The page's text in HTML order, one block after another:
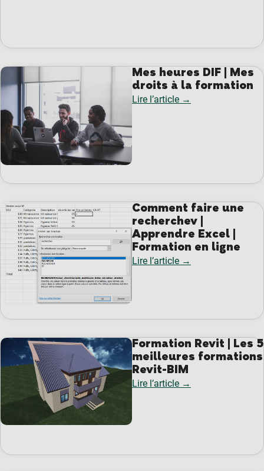
Mes heures DIF | Mes
droits à la formation
Lire l’article →
Comment faire une
recherchev |
Apprendre Excel |
Formation en ligne
Lire l’article →
Formation Revit | Les 5
meilleures formations
Revit-BIM
Lire l’article →